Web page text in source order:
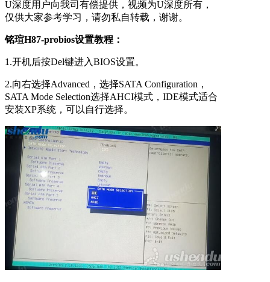
U深度用户向我司有偿提供，视频为U深度所有，
仅供大家参考学习，请勿私自转载，谢谢。
铭瑄H87-probios设置教程：
1.开机后按Del键进入BIOS设置。
2.向右选择Advanced，选择SATA Configuration，
SATA Mode Selection选择AHCI模式，IDE模式适合
安装XP系统，可以自行选择。